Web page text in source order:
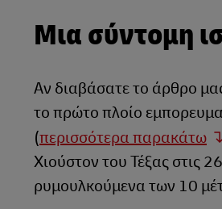
Μια σύντομη
Αν διαβάσατε το άρθρο
το πρώτο πλοίο
(περισσότερα παρακάτω
Χιούστον του Τέξας στις
ρυμουλκούμενα των 10